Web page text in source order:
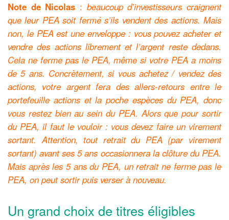
Note de Nicolas : beaucoup d’investisseurs craignent
que leur PEA soit fermé s’ils vendent des actions. Mais
non, le PEA est une enveloppe : vous pouvez acheter et
vendre des actions librement et l’argent reste dedans.
Cela ne ferme pas le PEA, même si votre PEA a moins
de 5 ans. Concrètement, si vous achetez / vendez des
actions, votre argent fera des allers-retours entre le
portefeuille actions et la poche espèces du PEA, donc
vous restez bien au sein du PEA. Alors que pour sortir
du PEA, il faut le vouloir : vous devez faire un virement
sortant. Attention, tout retrait du PEA (par virement
sortant) avant ses 5 ans occasionnera la clôture du PEA.
Mais après les 5 ans du PEA, un retrait ne ferme pas le
PEA, on peut sortir puis verser à nouveau.
Un grand choix de titres éligibles